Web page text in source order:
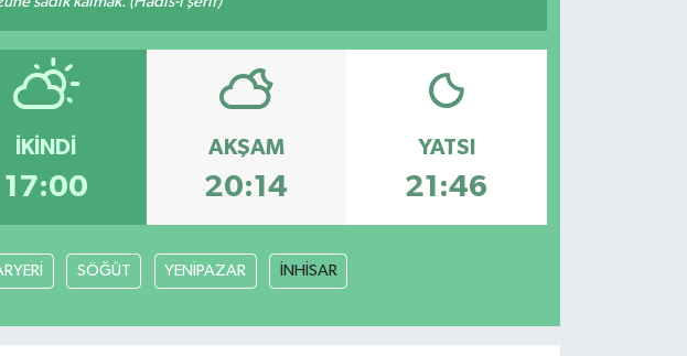
İKINDI
17:00
AKŞAM
20:14
YATSI
21:46
SÖĞÜT YENİPAZAR İNHİSAR